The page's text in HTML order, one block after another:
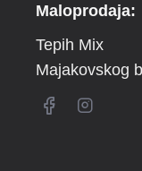
Maloprodaja:
Tepih Mix
Majakovskog